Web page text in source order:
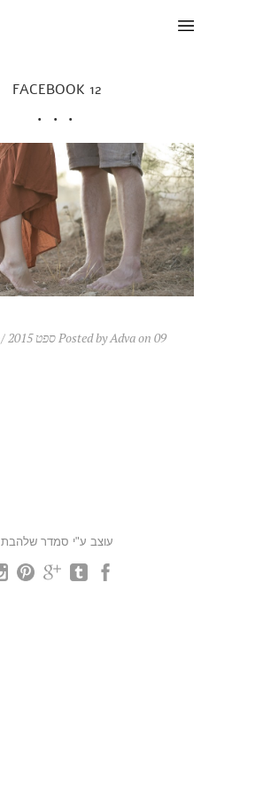
FACEBOOK 12
Posted by Adva on 09 ספט 2015 /
עוצב ע"י סמדר שלהבת